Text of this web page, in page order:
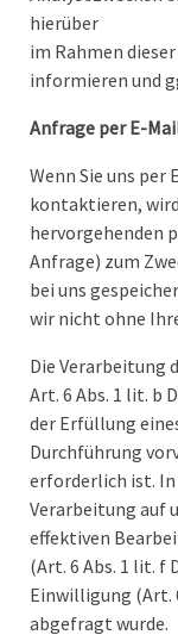
hierüber
im Rahmen
informieren und
Anfrage per E-
Wenn Sie uns per
kontaktieren,
hervorgehenden
Anfrage) zum
bei uns
wir nicht ohne
Die Verarbeitung
Art. 6 Abs. 1 lit. b
der Erfüllung
Durchführung
erforderlich ist.
Verarbeitung auf
effektiven
(Art. 6 Abs. 1 lit. f
Einwilligung (Art.
abgefragt wurde.